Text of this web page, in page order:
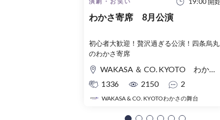
わかさ寄席 8月公演
初心者大歓迎！贅沢過ぎる公演！四条烏丸
のわかさ寄席
WAKASA ＆ CO. KYOTO わかさの舞台
1336
2150 2
WAKASA & CO. KYOTOわかさの舞台